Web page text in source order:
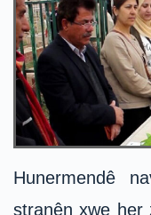
Hunermendê
stranên xwe her